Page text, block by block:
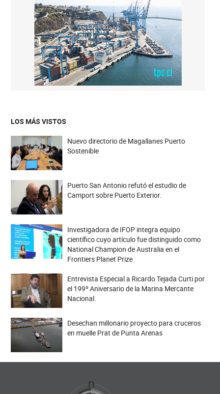
LOS MÁS VISTOS
Nuevo directorio de Magallanes Puerto
Sostenible
Puerto San Antonio refutó el estudio de
Camport sobre Puerto Exterior.
Investigadora de IFOP integra equipo
científico cuyo artículo fue distinguido como
National Champion de Australia en el
Frontiers Planet Prize
Entrevista Especial a Ricardo Tejada Curti por
el 199º Aniversario de la Marina Mercante
Nacional.
Desechan millonario proyecto para cruceros
en muelle Prat de Punta Arenas